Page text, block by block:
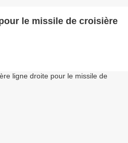
le missile de croisière